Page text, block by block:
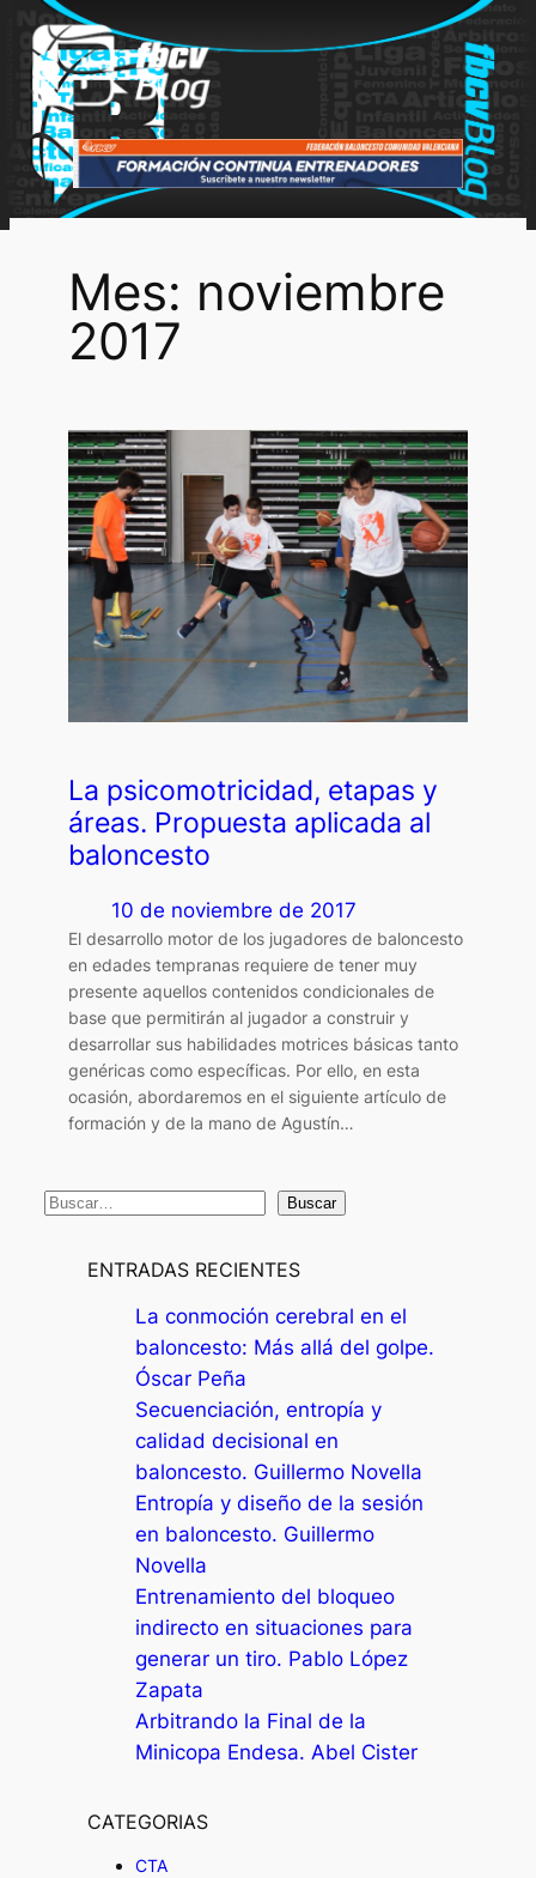
Saltar
contenido
Mes: noviembre
2017
La psicomotricidad, etapas y
áreas. Propuesta aplicada al
baloncesto
10 de noviembre de 2017
El desarrollo motor de los jugadores de baloncesto
en edades tempranas requiere de tener muy
presente aquellos contenidos condicionales de
base que permitirán al jugador a construir y
desarrollar sus habilidades motrices básicas tanto
genéricas como específicas. Por ello, en esta
ocasión, abordaremos en el siguiente artículo de
formación y de la mano de Agustín…
B
Buscar
ENTRADAS RECIENTES
La conmoción cerebral en el
baloncesto: Más allá del golpe.
Óscar Peña
Secuenciación, entropía y
calidad decisional en
baloncesto. Guillermo Novella
Entropía y diseño de la sesión
en baloncesto. Guillermo
Novella
Entrenamiento del bloqueo
indirecto en situaciones para
generar un tiro. Pablo López
Zapata
Arbitrando la Final de la
Minicopa Endesa. Abel Cister
CATEGORIAS
CTA